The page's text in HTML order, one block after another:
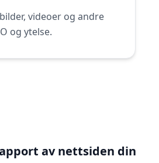
videoer og andre
og ytelse.
av nettsiden din